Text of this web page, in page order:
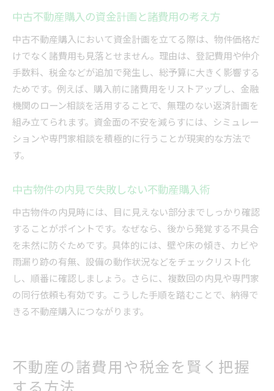
中古不動産購入の資金計画と諸費用の考え方
中古不動産購入において資金計画を立てる際は、物件価格だ
けでなく諸費用も見落とせません。理由は、登記費用や仲介
手数料、税金などが追加で発生し、総予算に大きく影響する
ためです。例えば、購入前に諸費用をリストアップし、金融
機関のローン相談を活用することで、無理のない返済計画を
組み立てられます。資金面の不安を減らすには、シミュレー
ションや専門家相談を積極的に行うことが現実的な方法で
す。
中古物件の内見で失敗しない不動産購入術
中古物件の内見時には、目に見えない部分までしっかり確認
することがポイントです。なぜなら、後から発覚する不具合
を未然に防ぐためです。具体的には、壁や床の傾き、カビや
雨漏り跡の有無、設備の動作状況などをチェックリスト化
し、順番に確認しましょう。さらに、複数回の内見や専門家
の同行依頼も有効です。こうした手順を踏むことで、納得で
きる不動産購入につながります。
不動産の諸費用や税金を賢く把握
する方法